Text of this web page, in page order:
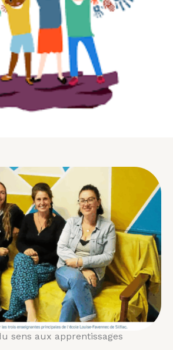
sens aux apprentissages